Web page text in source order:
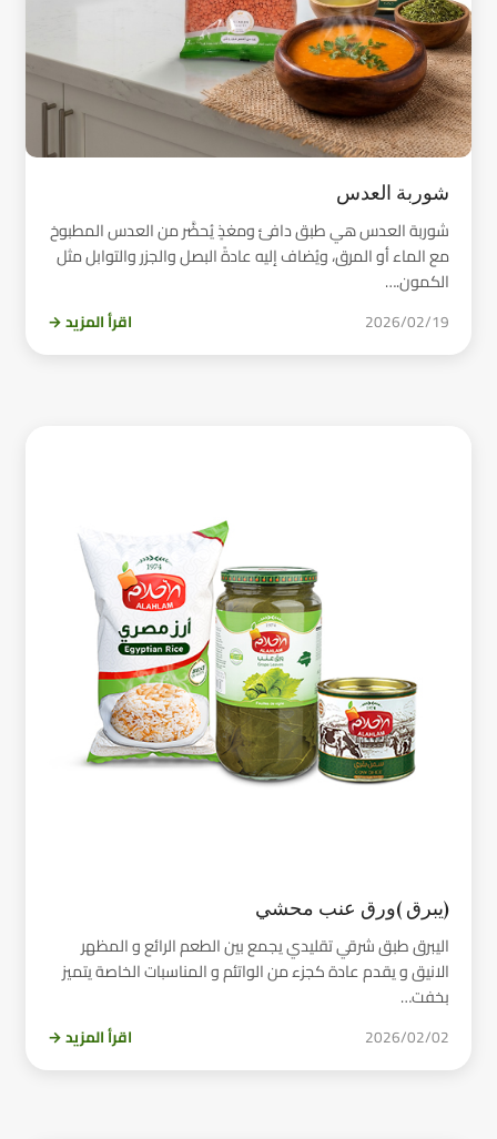
شوربة العدس
شوربة العدس هي طبق دافئ ومغذٍ يُحضَّر من العدس المطبوخ
مع الماء أو المرق، ويُضاف إليه عادةً البصل والجزر والتوابل مثل
الكمون.…
2026/02/19 اقرأ المزيد →
(يبرق )ورق عنب محشي
اليبرق طبق شرقي تقليدي يجمع بين الطعم الرائع و المظهر
الانيق و يقدم عادة كجزء من الواتئم و المناسبات الخاصة يتميز
بخفت…
2026/02/02 اقرأ المزيد →